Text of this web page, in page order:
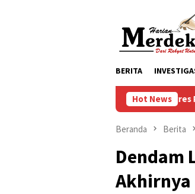
BERITA
Hot News
Progres Pelaksanaan
Beranda Berita
Dendam
Akhirnya